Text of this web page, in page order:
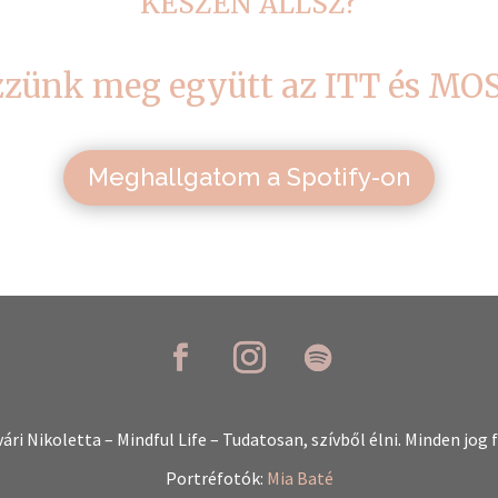
meg együtt az ITT és
Meghallgatom a Spotify-on
Nikoletta – Mindful Life – Tudatosan, szívből élni. Minden jog
Portréfotók: Mia Baté